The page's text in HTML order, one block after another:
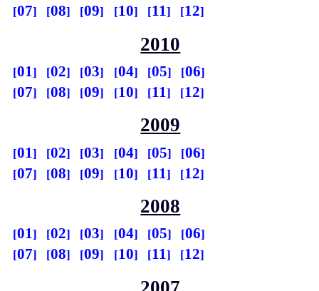
07
08 09 10 11 12
2010
01 02 03 04 05
06
07
08 09 10 11 12
2009
01 02 03 04 05
06
07
08 09 10 11 12
2008
01 02 03 04 05
06
07
08 09 10 11 12